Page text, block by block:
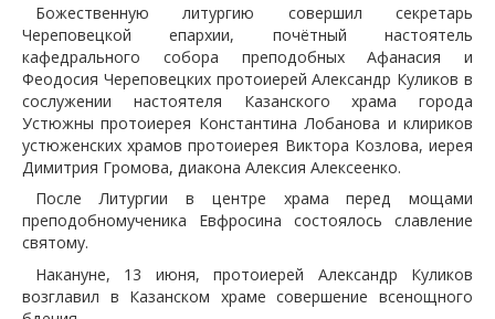
Божественную литургию совершил секретарь
Череповецкой епархии, почётный настоятель
кафедрального собора преподобных Афанасия и
Феодосия Череповецких протоиерей Александр Куликов в
сослужении настоятеля Казанского храма города
Устюжны протоиерея Константина Лобанова и клириков
устюженских храмов протоиерея Виктора Козлова, иерея
Димитрия Громова, диакона Алексия Алексеенко.
После Литургии в центре храма перед мощами
преподобномученика Евфросина состоялось славление
святому.
Накануне, 13 июня, протоиерей Александр Куликов
возглавил в Казанском храме совершение всенощного